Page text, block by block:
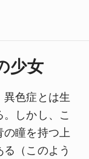
少女
色症とは生
しかし、こ
瞳を持つ上
（このよう